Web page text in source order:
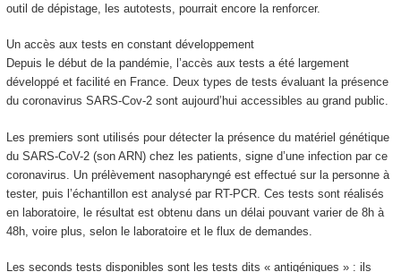
outil de dépistage, les autotests, pourrait encore la renforcer.
Un accès aux tests en constant développement
Depuis le début de la pandémie, l’accès aux tests a été largement
développé et facilité en France. Deux types de tests évaluant la présence
du coronavirus SARS-Cov-2 sont aujourd’hui accessibles au grand public.
Les premiers sont utilisés pour détecter la présence du matériel génétique
du SARS-CoV-2 (son ARN) chez les patients, signe d’une infection par ce
coronavirus. Un prélèvement nasopharyngé est effectué sur la personne à
tester, puis l’échantillon est analysé par RT-PCR. Ces tests sont réalisés
en laboratoire, le résultat est obtenu dans un délai pouvant varier de 8h à
48h, voire plus, selon le laboratoire et le flux de demandes.
Les seconds tests disponibles sont les tests dits « antigéniques » : ils